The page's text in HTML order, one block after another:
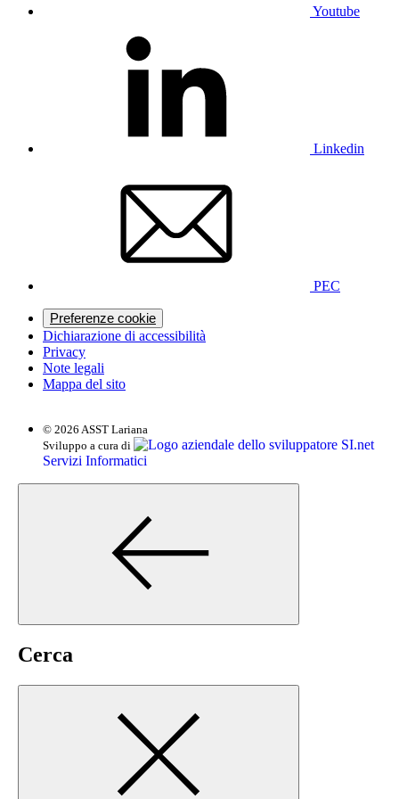
Youtube
Linkedin
PEC
Preferenze cookie
Dichiarazione di accessibilità
Privacy
Note legali
Mappa del sito
© 2026 ASST Lariana
Sviluppo a cura di
SI.net
Servizi Informatici
Cerca